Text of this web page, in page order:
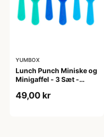
YUMBOX
Lunch Punch Miniske og
Minigaffel - 3 Sæt -
49,00 kr